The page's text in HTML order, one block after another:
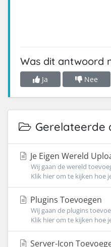
Was dit antwoord
Ja Nee
Gerelateerde
Je Eigen Wereld
Wij gaan de wereld
Klik hier om te kijken hoe
Plugins Toevoegen
Wij gaan de plugins
Klik hier om te kijken hoe
Server-Icon